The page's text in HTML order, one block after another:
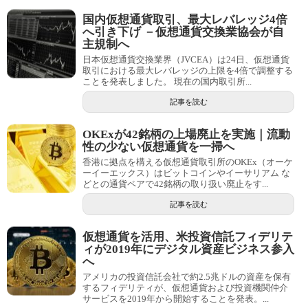
国内仮想通貨取引、最大レバレッジ4倍
へ引き下げ －仮想通貨交換業協会が自
主規制へ
日本仮想通貨交換業界（JVCEA）は24日、仮想通貨
取引における最大レバレッジの上限を4倍で調整する
ことを発表しました。 現在の国内取引所...
記事を読む
OKExが42銘柄の上場廃止を実施｜流動
性の少ない仮想通貨を一掃へ
香港に拠点を構える仮想通貨取引所のOKEx（オーケ
ーイーエックス）はビットコインやイーサリアム な
どとの通貨ペアで42銘柄の取り扱い廃止をす...
記事を読む
仮想通貨を活用、米投資信託フィデリテ
ィが2019年にデジタル資産ビジネス参入
へ
アメリカの投資信託会社で約2.5兆ドルの資産を保有
するフィデリティが、仮想通貨および投資機関仲介
サービスを2019年から開始することを発表。...